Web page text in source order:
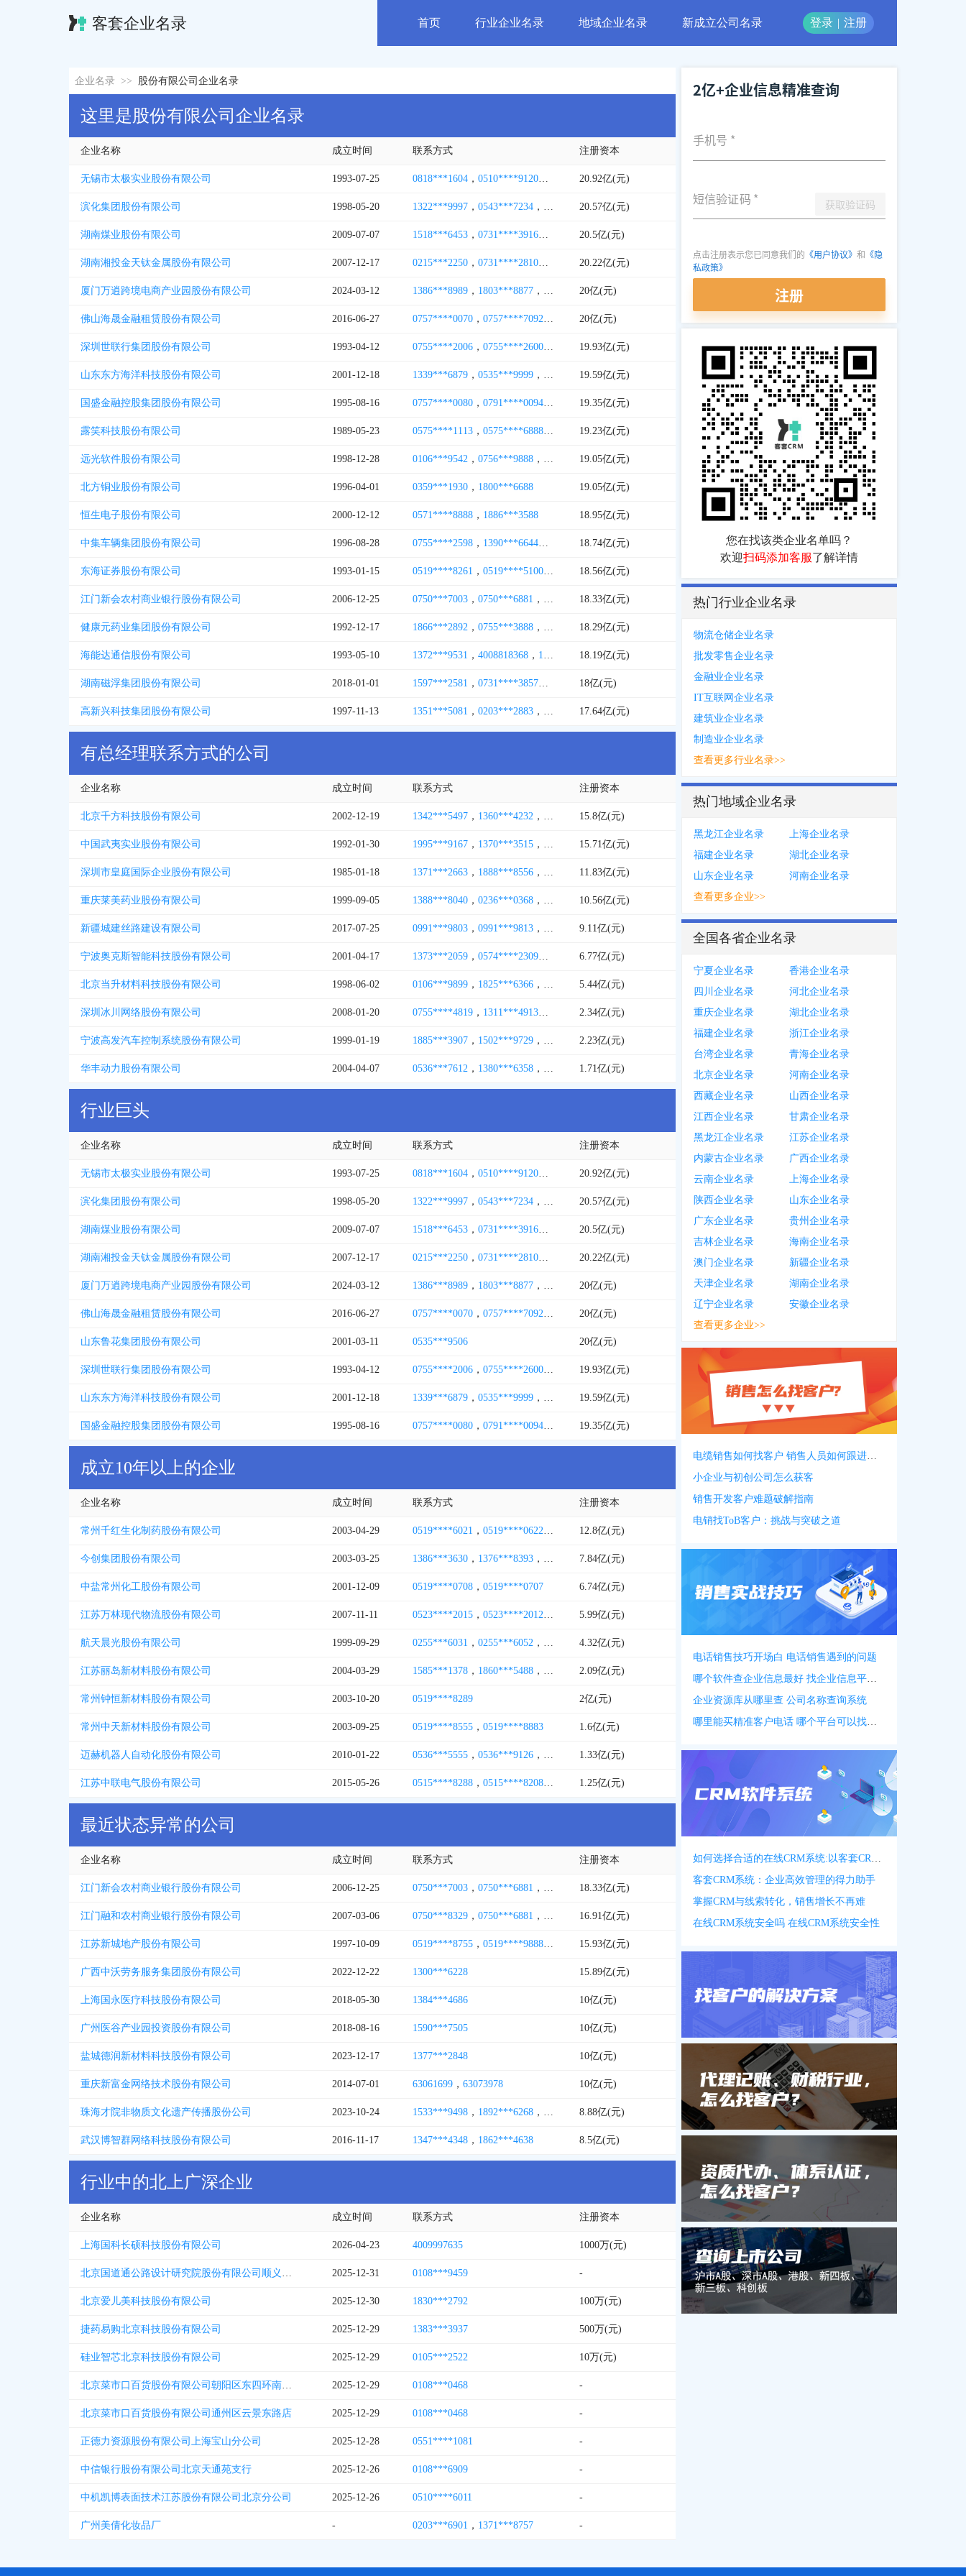
客套企业名录 首页 行业企业名录 地域企业名录 新成立公司名录 登录 | 注册
企业名录 >> 股份有限公司企业名录
这里是股份有限公司企业名录
企业名称 成立时间 联系方式 注册资本
无锡市太极实业股份有限公司 1993-07-25 0818***1604 ， 0510****9120， 0818***8521，0510****0760
20.92亿(元)
滨化集团股份有限公司 1998-05-20 1322***9997 ， 0543***7234 ， 0543***8009，1530***7835 1335***8530， 0543***8000 1530***5573，4008696888
20.57亿(元)
湖南煤业股份有限公司 2009-07-07 1518***6453 ， 0731****3916， 0731****3819，0731****3898
20.5亿(元)
湖南湘投金天钛金属股份有限公司 2007-12-17 0215***2250 ， 0731****2810， 0731****2888，0731***7816 1558***9676
20.22亿(元)
厦门万逍跨境电商产业园股份有限公司 2024-03-12 1386***8989 ， 1803***8877 ， 1327***2999，1333***7448 1554***9988，
20亿(元)
佛山海晟金融租赁股份有限公司 2016-06-27 0757****0070 ， 0757****7092， 0757****6036，
20亿(元)
深圳世联行集团股份有限公司 1993-04-12 0755****2006 ， 0755****2600， 0755****2688，0213***3111 0755****2019，0755****7127 0755****2824
19.93亿(元)
山东东方海洋科技股份有限公司 2001-12-18 1339***6879 ， 0535***9999 ， 0535***901119.59亿(元)
国盛金融控股集团股份有限公司 1995-08-16 0757****0080 ， 0791****0094， 0757****0089，0755****9805 0791****7237， 0757****0094
19.35亿(元)
露笑科技股份有限公司 1989-05-23 0575****1113 ， 0575****6888， 1875***2399，0575****1688 0575****2976，0575****2973 ，1375***5713
19.23亿(元)
远光软件股份有限公司 1998-12-28 0106***9542 ， 0756***9888 ， 0756***8888，0471***4097 0756***9666， 0756***2116，0756***8628， 1381***9330
19.05亿(元)
北方铜业股份有限公司 1996-04-01 0359***1930 ， 1800***6688 19.05亿(元)
恒生电子股份有限公司 2000-12-12 0571****8888 ， 1886***3588 18.95亿(元)
中集车辆集团股份有限公司 1996-08-28 0755****2598 ， 1390***6644， 0755****2672，0755****2088 0755****1130，0755****2571，0755****2955
18.74亿(元)
东海证券股份有限公司 1993-01-15 0519****8261 ， 0519****5100， 0212***3333
18.56亿(元)
江门新会农村商业银行股份有限公司 2006-12-25 0750***7003 ， 0750***6881 ， 0750***0109，0750***3318
18.33亿(元)
健康元药业集团股份有限公司 1992-12-17 1866***2892 ， 0755***3888 ， 1376***3215，0755****3063 0755****8688 ，0755****2888
18.29亿(元)
海能达通信股份有限公司 1993-05-10 1372***9531 ， 4008818368 ， 1587***7527 ，0755****2999
18.19亿(元)
湖南磁浮集团股份有限公司 2018-01-01 1597***2581 ， 0731****3857， 0731****3859，
18亿(元)
高新兴科技集团股份有限公司 1997-11-13 1351***5081 ， 0203***2883 ， 0202***6888，0755****9939 1371***0151 ， 0225***2631
17.64亿(元)
有总经理联系方式的公司
企业名称 成立时间 联系方式 注册资本
北京千方科技股份有限公司 2002-12-19 1342***5497 ， 1360***4232 ， 1511***2046，0108***5950
15.8亿(元)
中国武夷实业股份有限公司 1992-01-30 1995***9167 ， 1370***3515 ， 0531****3800，0591****3721
15.71亿(元)
深圳市皇庭国际企业股份有限公司 1985-01-18 1371***2663 ， 1888***8556 ， 0755****1888，1832***0231 1372***2908，1342***4093，0755****9299
11.83亿(元)
重庆莱美药业股份有限公司 1999-09-05 1388***8040 ， 0236***0368 ， 1582***6292，1398***4886 1381***5241，0411****0297
10.56亿(元)
新疆城建丝路建设有限公司 2017-07-25 0991***9803 ， 0991***9813 ， 0991***9831，0991-4889803
9.11亿(元)
宁波奥克斯智能科技股份有限公司 2001-04-17 1373***2059 ， 0574****2309， 1373***8936，0574****2306
6.77亿(元)
北京当升材料科技股份有限公司 1998-06-02 0106***9899 ， 1825***6366 ， 1301***1585，1309***4350 1348***5826， 1336***3610，1587***8800
5.44亿(元)
深圳冰川网络股份有限公司 2008-01-20 0755****4819 ， 1311***4913， 1581***1073，1867***4664 1363***1378，0755***3360，1882***0900
2.34亿(元)
宁波高发汽车控制系统股份有限公司 1999-01-19 1885***3907 ， 1502***9729 ， 1398***9906，1786***6800 1386***7773，0574****9136 ，1338***8330
2.23亿(元)
华丰动力股份有限公司 2004-04-07 0536***7612 ， 1380***6358 ， 1761***2801，0536***7618 1358***1227，0536***2886，1396***5230
1.71亿(元)
行业巨头
企业名称 成立时间 联系方式 注册资本
无锡市太极实业股份有限公司 1993-07-25 0818***1604 ， 0510****9120， 0818***8521，0510****0760 1309***0096，0510****0810
20.92亿(元)
滨化集团股份有限公司 1998-05-20 1322***9997 ， 0543***7234 ， 0543***8009，1530***7835 1335***8530，0543***8000，1530***5573
20.57亿(元)
湖南煤业股份有限公司 2009-07-07 1518***6453 ， 0731****3916， 0731****3819，0731****3898
20.5亿(元)
湖南湘投金天钛金属股份有限公司 2007-12-17 0215***2250 ， 0731****2810， 0731****2888，0731***7816 1558***9676，0731****2815
20.22亿(元)
厦门万逍跨境电商产业园股份有限公司 2024-03-12 1386***8989 ， 1803***8877 ， 1327***2999，1333***7448 1303***1826，1554***9988，1851***0602
20亿(元)
佛山海晟金融租赁股份有限公司 2016-06-27 0757****0070 ， 0757****7092， 0757****6036，
20亿(元)
山东鲁花集团股份有限公司 2001-03-11 0535***9506 20亿(元)
深圳世联行集团股份有限公司 1993-04-12 0755****2006 ， 0755****2600， 0755****2688，0213***3111 0755****2019，0755****7127 0755****2824
19.93亿(元)
山东东方海洋科技股份有限公司 2001-12-18 1339***6879 ， 0535***9999 ， 0535***901119.59亿(元)
国盛金融控股集团股份有限公司 1995-08-16 0757****0080 ， 0791****0094， 0757****0089，0755****9805 0791****7237 ，0757****0094
19.35亿(元)
成立10年以上的企业
企业名称 成立时间 联系方式 注册资本
常州千红生化制药股份有限公司 2003-04-29 0519****6021 ， 0519****0622， 0519****0688，
12.8亿(元)
今创集团股份有限公司 2003-03-25 1386***3630 ， 1376***8393 ， 1516***0771，1596***2495
7.84亿(元)
中盐常州化工股份有限公司 2001-12-09 0519****0708 ， 0519****0707 6.74亿(元)
江苏万林现代物流股份有限公司 2007-11-11 0523****2015 ， 0523****2012， 0523****2000，
5.99亿(元)
航天晨光股份有限公司 1999-09-29 0255***6031 ， 0255***6052 ， 0255***6077，0255***6035
4.32亿(元)
江苏丽岛新材料股份有限公司 2004-03-29 1585***1378 ， 1860***5488 ， 0519****1358
2.09亿(元)
常州钟恒新材料股份有限公司 2003-10-20 0519****8289 2亿(元)
常州中天新材料股份有限公司 2003-09-25 0519****8555 ， 0519****8883 1.6亿(元)
迈赫机器人自动化股份有限公司 2010-01-22 0536***5555 ， 0536***9126 ， 0536***1139，0536***2689
1.33亿(元)
江苏中联电气股份有限公司 2015-05-26 0515****8288 ， 0515****8208， 0515****0602
1.25亿(元)
最近状态异常的公司
企业名称 成立时间 联系方式 注册资本
江门新会农村商业银行股份有限公司 2006-12-25 0750***7003 ， 0750***6881 ， 0750***0109，0750***3318
18.33亿(元)
江门融和农村商业银行股份有限公司 2007-03-06 0750***8329 ， 0750***6881 ， 0750***817116.91亿(元)
江苏新城地产股份有限公司 1997-10-09 0519****8755 ， 0519****9888614 0213***2907，
15.93亿(元)
广西中沃劳务服务集团股份有限公司 2022-12-22 1300***6228 15.89亿(元)
上海国永医疗科技股份有限公司 2018-05-30 1384***4686 10亿(元)
广州医谷产业园投资股份有限公司 2018-08-16 1590***7505 10亿(元)
盐城德润新材料科技股份有限公司 2023-12-17 1377***2848 10亿(元)
重庆新富金网络技术股份有限公司 2014-07-01 63061699 ， 63073978 10亿(元)
珠海才院非物质文化遗产传播股份公司 2023-10-24 1533***9498 ， 1892***6268 ， 1892***8954，1322***0826 1581***6795
8.88亿(元)
武汉博智群网络科技股份有限公司 2016-11-17 1347***4348 ， 1862***4638 8.5亿(元)
行业中的北上广深企业
企业名称 成立时间 联系方式 注册资本
上海国科长硕科技股份有限公司 2026-04-23 4009997635 1000万(元)
北京国道通公路设计研究院股份有限公司顺义分公司 2025-12-31 0108***9459 -
北京爱儿美科技股份有限公司 2025-12-30 1830***2792 100万(元)
捷药易购北京科技股份有限公司 2025-12-29 1383***3937 500万(元)
硅业智芯北京科技股份有限公司 2025-12-29 0105***2522 10万(元)
北京菜市口百货股份有限公司朝阳区东四环南路店 2025-12-29 0108***0468 -
北京菜市口百货股份有限公司通州区云景东路店 2025-12-29 0108***0468 -
正德力资源股份有限公司上海宝山分公司 2025-12-28 0551****1081 -
中信银行股份有限公司北京天通苑支行 2025-12-26 0108***6909 -
中机凯博表面技术江苏股份有限公司北京分公司 2025-12-26 0510****6011 -
广州美倩化妆品厂 - 0203***6901 ， 1371***8757 -
2亿+企业信息精准查询
手机号 *
短信验证码 * 获取验证码
点击注册表示您已同意我们的 《用户协议》 和 《隐
私政策》
注册
您在找该类企业名单吗？
欢迎扫码添加客服了解详情
热门行业企业名录
物流仓储企业名录
批发零售企业名录
金融业企业名录
IT互联网企业名录
建筑业企业名录
制造业企业名录
查看更多行业名录>>
热门地域企业名录
黑龙江企业名录
上海企业名录
福建企业名录
湖北企业名录
山东企业名录
河南企业名录
查看更多企业>>
全国各省企业名录
宁夏企业名录
香港企业名录
四川企业名录
河北企业名录
重庆企业名录
湖北企业名录
福建企业名录
浙江企业名录
台湾企业名录
青海企业名录
北京企业名录
河南企业名录
西藏企业名录
山西企业名录
江西企业名录
甘肃企业名录
黑龙江企业名录
江苏企业名录
内蒙古企业名录
广西企业名录
云南企业名录
上海企业名录
陕西企业名录
山东企业名录
广东企业名录
贵州企业名录
吉林企业名录
海南企业名录
澳门企业名录
新疆企业名录
天津企业名录
湖南企业名录
辽宁企业名录
安徽企业名录
查看更多企业>>
电缆销售如何找客户 销售人员如何跟进客户
小企业与初创公司怎么获客
销售开发客户难题破解指南
电销找ToB客户：挑战与突破之道
电话销售技巧开场白 电话销售遇到的问题
哪个软件查企业信息最好 找企业信息平台 app
企业资源库从哪里查 公司名称查询系统
哪里能买精准客户电话 哪个平台可以找客户资源
如何选择合适的在线CRM系统:以客套CRM系统为例
客套CRM系统：企业高效管理的得力助手
掌握CRM与线索转化，销售增长不再难
在线CRM系统安全吗 在线CRM系统安全性